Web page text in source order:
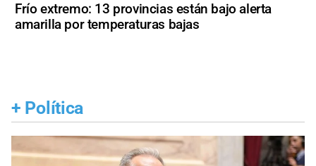
Frío extremo: 13 provincias están bajo alerta
amarilla por temperaturas bajas
+ Política